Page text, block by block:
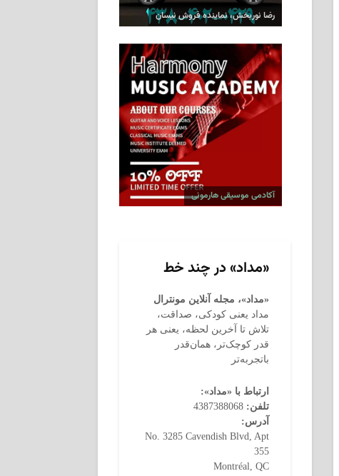
رضا نوربخش، نماینده فروش نیسان
آکادمی موسیقی هارمونی
«مداد» در چند خط
«مداد»، مجله آنلاین مونترال
مداد یعنی کودکی، صداقت،
تلاش تا آخرین لحظه، یعنی هر
قدر کوچک‌تر، همان‌قدر
باتجربه‌تر
ارتباط با «مداد»:
تلفن:
آدرس:
No. 3285 Cavendish Blvd, Apt
355
Montréal, QC